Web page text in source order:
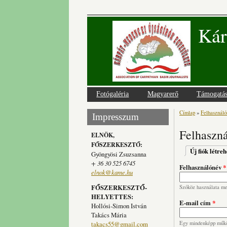
Fotógaléria Magyarerő Támogatás
Impresszum
ELNÖK,
FŐSZERKESZTŐ:
Gyöngyösi Zsuzsanna
+ 36 30 525 6745
elnok@kame.hu
FŐSZERKESZTŐ-
HELYETTES:
Hollósi-Simon István
Takács Mária
takacs55@gmail.com
Jelenlegi
Címlap »
Új fiók
Felhasználónév*
Szóköz használata
E-mail cím*
Egy mindenképp